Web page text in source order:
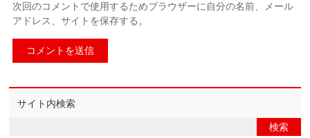
次回のコメントで使用するためブラウザーに自分の名前、メール
アドレス、サイトを保存する。
サイト内検索